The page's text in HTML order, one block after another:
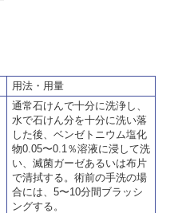
用法・用量
通常石けんで十分に洗浄し、
水で石けん分を十分に洗い落
した後、ベンゼトニウム塩化
物0.05〜0.1％溶液に浸して洗
い、滅菌ガーゼあるいは布片
で清拭する。術前の手洗の場
合には、5〜10分間ブラッシ
ングする。